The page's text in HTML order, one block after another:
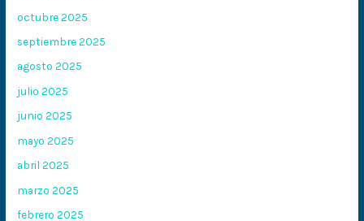
octubre 2025
septiembre 2025
agosto 2025
julio 2025
junio 2025
mayo 2025
abril 2025
marzo 2025
febrero 2025